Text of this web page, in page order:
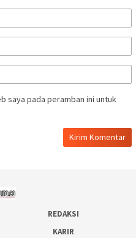
saya pada peramban ini untuk
REDAKSI
KARIR